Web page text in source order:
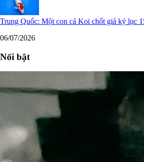
Trung Quốc: Một con cá Koi chốt giá kỷ lục
06/07/2026
Nổi bật